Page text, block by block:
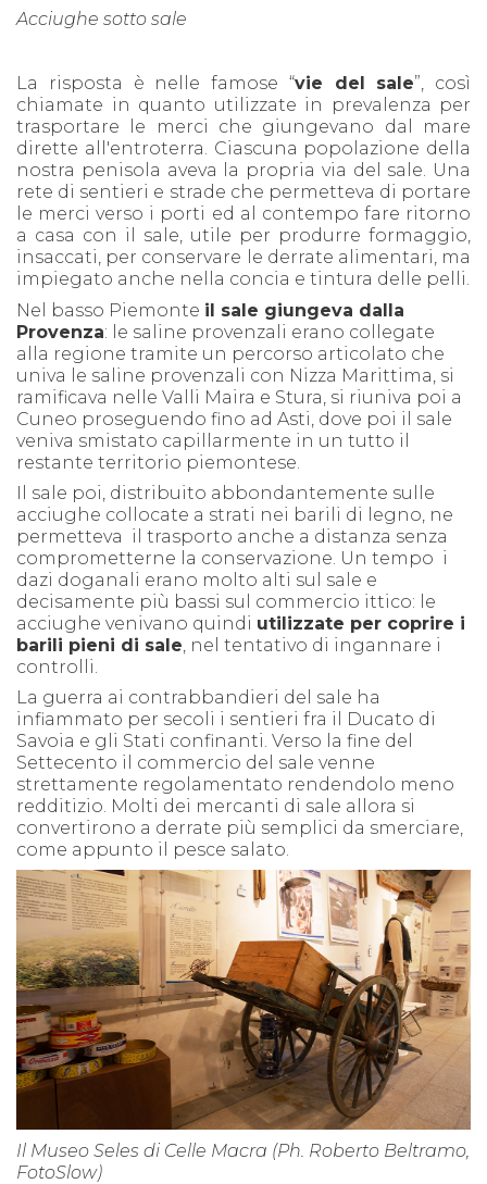
Acciughe sotto sale
La risposta è nelle famose “vie del sale”, così
chiamate in quanto utilizzate in prevalenza per
trasportare le merci che giungevano dal mare
dirette all'entroterra. Ciascuna popolazione della
nostra penisola aveva la propria via del sale. Una
rete di sentieri e strade che permetteva di portare
le merci verso i porti ed al contempo fare ritorno
a casa con il sale, utile per produrre formaggio,
insaccati, per conservare le derrate alimentari, ma
impiegato anche nella concia e tintura delle pelli.
Nel basso Piemonte il sale giungeva dalla
Provenza: le saline provenzali erano collegate
alla regione tramite un percorso articolato che
univa le saline provenzali con Nizza Marittima, si
ramificava nelle Valli Maira e Stura, si riuniva poi a
Cuneo proseguendo fino ad Asti, dove poi il sale
veniva smistato capillarmente in un tutto il
restante territorio piemontese.
Il sale poi, distribuito abbondantemente sulle
acciughe collocate a strati nei barili di legno, ne
permetteva il trasporto anche a distanza senza
comprometterne la conservazione. Un tempo i
dazi doganali erano molto alti sul sale e
decisamente più bassi sul commercio ittico: le
acciughe venivano quindi utilizzate per coprire i
barili pieni di sale, nel tentativo di ingannare i
controlli.
La guerra ai contrabbandieri del sale ha
infiammato per secoli i sentieri fra il Ducato di
Savoia e gli Stati confinanti. Verso la fine del
Settecento il commercio del sale venne
strettamente regolamentato rendendolo meno
redditizio. Molti dei mercanti di sale allora si
convertirono a derrate più semplici da smerciare,
come appunto il pesce salato.
Il Museo Seles di Celle Macra (Ph. Roberto Beltramo,
FotoSlow)